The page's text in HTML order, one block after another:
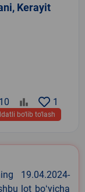
Kerayit
1
10
bo‘lib to‘lash
19.04.2024-
lot boʻyicha